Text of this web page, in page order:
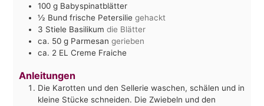
100 g Babyspinatblätter
½ Bund frische Petersilie gehackt
3 Stiele Basilikum die Blätter
ca. 50 g Parmesan gerieben
ca. 2 EL Creme Fraiche
Anleitungen
Die Karotten und den Sellerie waschen, schälen und in
kleine Stücke schneiden. Die Zwiebeln und den